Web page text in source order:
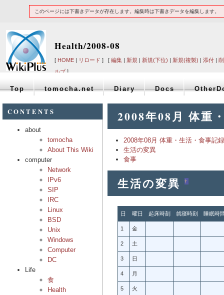
このページには下書きデータが存在します。編集時は下書きデータを編集します。
Health/2008-08
[ HOME | リロード ] [ 編集 | 新規 | 新規(下位) | 新規(複製) | 添付 |
ルプ]
Top tomocha.net Diary Docs
CONTENTS
about
tomocha
About This Wiki
computer
Network
IPv6
SIP
IRC
Linux
BSD
Unix
Windows
Computer
DC
Life
食
Health
2008年08月 体重
2008年08月 体重・生活・食事記録
生活の変異
食事
生活の変異 †
日 曜日 起床時刻 就寝時刻 睡眠時
1 金
2 土
3 日
4 月
5 火